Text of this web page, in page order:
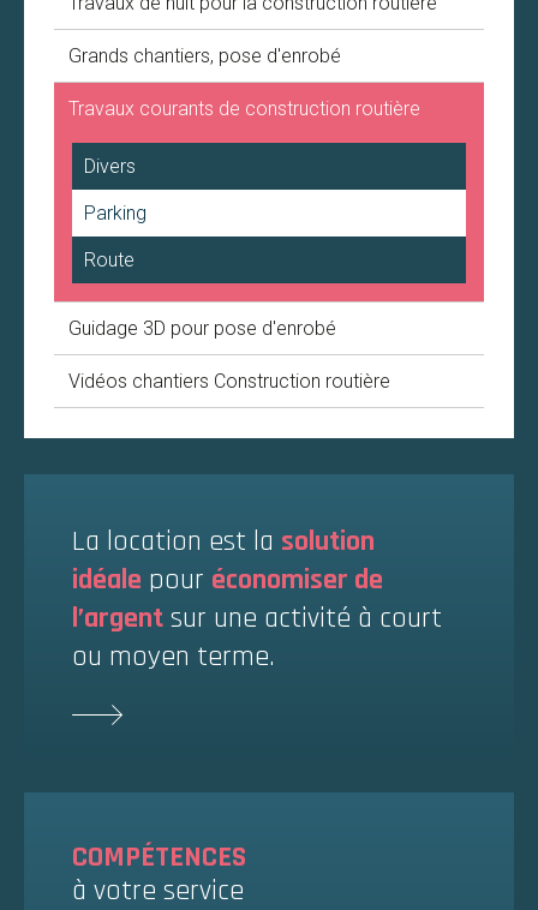
Grands chantiers, pose d'enrobé
Travaux courants de construction routière
Divers
Parking
Route
Guidage 3D pour pose d'enrobé
Vidéos chantiers Construction routière
La location est la solution
idéale pour économiser de
l’argent sur une activité à court
ou moyen terme.
COMPÉTENCES
à votre service